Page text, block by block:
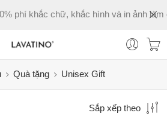
phí khắc chữ, khắc hình và in ảnh làm
Quà tặng Unisex Gift
Sắp xếp theo